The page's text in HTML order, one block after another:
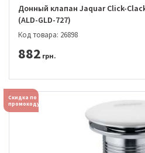
Донный клапан Jaquar Click-
(ALD-GLD-727)
Код товара: 26898
882 грн.
Скидка по
промокоду